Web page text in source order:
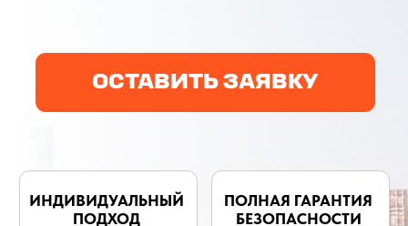
Срок доставки от 3х дней
Стоимость от 0.7 $/кг
Безопасная доставка
груза без рисков
Доставка товаров
для ООО и ИП